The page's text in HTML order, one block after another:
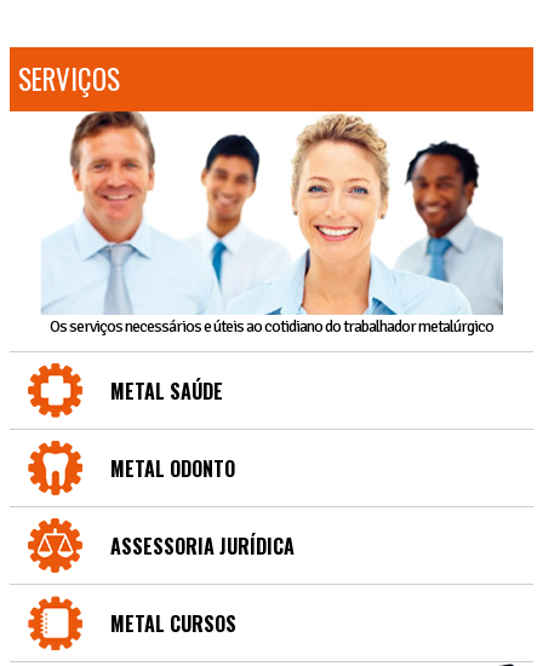
SERVIÇOS
Os serviços necessários e úteis ao cotidiano do trabalhador metalúrgico
METAL SAÚDE
METAL ODONTO
ASSESSORIA JURÍDICA
METAL CURSOS